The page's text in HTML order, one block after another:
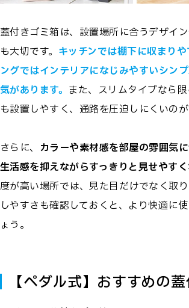
蓋付きゴミ箱は、設置場所に合うデザイ
も大切です。 キッチンでは棚下に収まり
ングではインテリアになじみやすいシン
気があります。 また、スリムタイプなら
も設置しやすく、通路を圧迫しにくいのが
さらに、 カラーや素材感を部屋の雰囲気に
生活感を抑えながらすっきりと見せやすく
度が高い場所では、見た目だけでなく取
しやすさも確認しておくと、より快適に
ょう。
【ペダル式】おすすめの